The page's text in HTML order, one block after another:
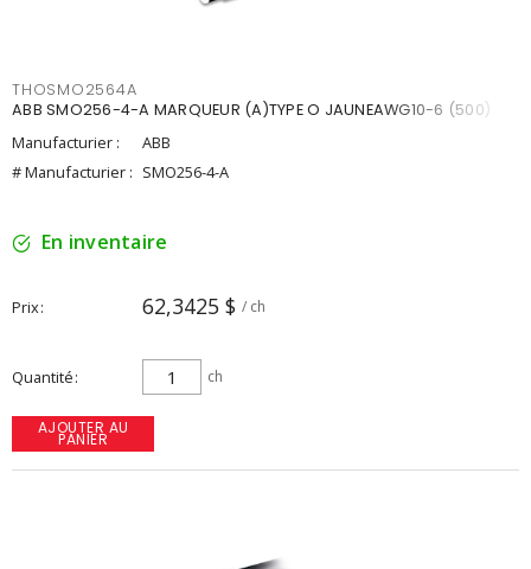
THOSMO2564A
ABB SMO256-4-A MARQUEUR (A)TYPE O JAUNEAWG10-6 (500)
Manufacturier :
ABB
# Manufacturier : SMO256-4-A
En inventaire
Prix 62,3425 $ / ch
Quantité ch
AJOUTER AU
PANIER